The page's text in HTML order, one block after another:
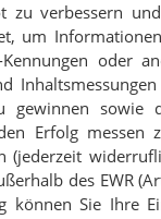
zu verbessern
um
oder
gewinnen sowie
Erfolg messen
(jederzeit
des EWR
können Sie Ihre
E-MAIL ADRESSE